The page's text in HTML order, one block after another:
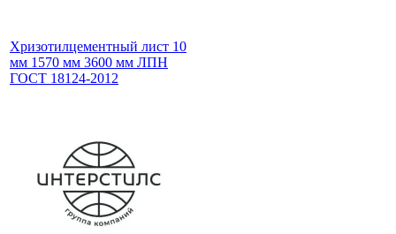
Хризотилцементный лист 10
мм 1570 мм 3600 мм ЛПН
ГОСТ 18124-2012